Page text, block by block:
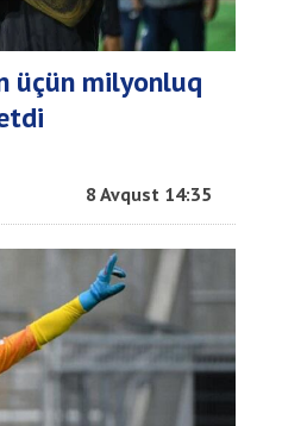
üçün milyonluq
8 Avqust 14:35